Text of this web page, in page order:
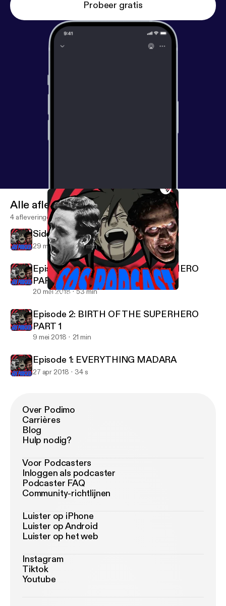
Probeer gratis
Side Episode 1: TED BUNDY Part 1
Alle afleveringen
4 afleveringen
Side Episode 1: TED BUNDY Part 1
29 mei 2018 34 min
Episode 3: BIRTH OF THE SUPERHERO
PART 2
20 mei 2018 53 min
Episode 2: BIRTH OF THE SUPERHERO
PART 1
9 mei 2018 21 min
Episode 1: EVERYTHING MADARA
27 apr 2018 34 s
Over Podimo
Carrières
Blog
Hulp nodig?
Voor Podcasters
Inloggen als podcaster
Podcaster FAQ
Community-richtlijnen
Luister op iPhone
Luister op Android
Luister op het web
Instagram
Tiktok
Youtube